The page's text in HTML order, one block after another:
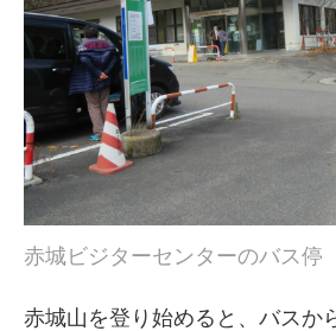
赤城ビジターセンターのバス停
赤城山を登り始めると、バスか